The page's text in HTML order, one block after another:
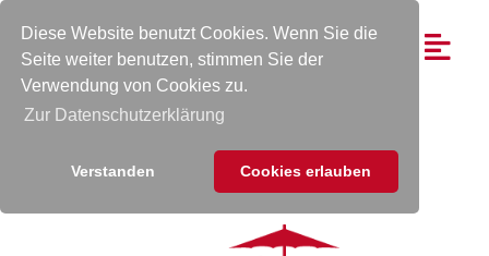
Diese Website benutzt Cookies. Wenn Sie die
Seite weiter benutzen, stimmen Sie der
Verwendung von Cookies zu.
Zur Datenschutzerklärung
Verstanden Cookies erlauben